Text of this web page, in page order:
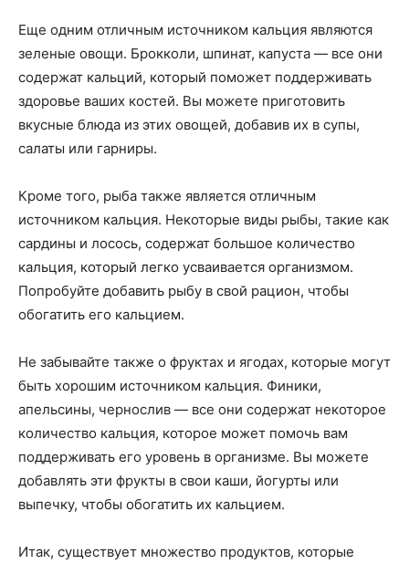
Еще одним отличным источником кальция являются
зеленые овощи. Брокколи, шпинат, капуста — все они
содержат кальций, который поможет поддерживать
здоровье ваших костей. Вы можете приготовить
вкусные блюда из этих овощей, добавив их в супы,
салаты или гарниры.
Кроме того, рыба также является отличным
источником кальция. Некоторые виды рыбы, такие как
сардины и лосось, содержат большое количество
кальция, который легко усваивается организмом.
Попробуйте добавить рыбу в свой рацион, чтобы
обогатить его кальцием.
Не забывайте также о фруктах и ягодах, которые могут
быть хорошим источником кальция. Финики,
апельсины, чернослив — все они содержат некоторое
количество кальция, которое может помочь вам
поддерживать его уровень в организме. Вы можете
добавлять эти фрукты в свои каши, йогурты или
выпечку, чтобы обогатить их кальцием.
Итак, существует множество продуктов, которые